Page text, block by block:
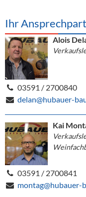
Ihr
Alois
03591 / 2700840
delan@hubauer-
Kai
03591 / 2700841
montag@hubauer-